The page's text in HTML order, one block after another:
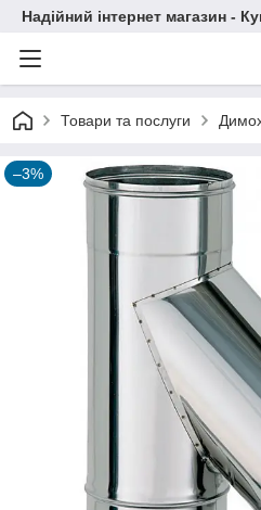
Надійний інтернет магазин -
Товари та послуги
–3%